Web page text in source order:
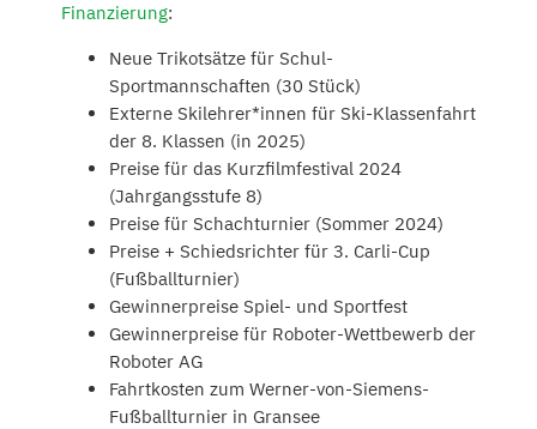
Finanzierung:
Neue Trikotsätze für Schul-
Sportmannschaften (30 Stück)
Externe Skilehrer*innen für Ski-Klassenfahrt
der 8. Klassen (in 2025)
Preise für das Kurzfilmfestival 2024
(Jahrgangsstufe 8)
Preise für Schachturnier (Sommer 2024)
Preise + Schiedsrichter für 3. Carli-Cup
(Fußballturnier)
Gewinnerpreise Spiel- und Sportfest
Gewinnerpreise für Roboter-Wettbewerb der
Roboter AG
Fahrtkosten zum Werner-von-Siemens-
Fußballturnier in Gransee